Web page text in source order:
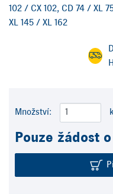
102 / CX 102, CD 74 / XL
XL 145 / XL 162
Množství:
Pouze žádost